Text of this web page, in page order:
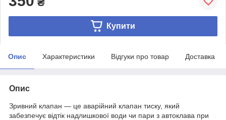
Купити
Опис Характеристики Відгуки про товар Доставка
Опис
Зривний клапан — це аварійний клапан тиску, який
забезпечує відтік надлишкової води чи пари з автоклава при